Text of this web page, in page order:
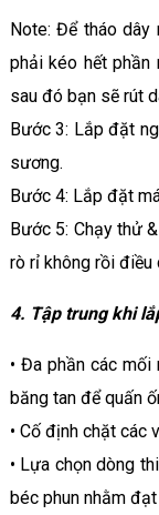
Note: Để tháo dây
phải kéo hết phần
sau đó bạn sẽ rút
Bước 3: Lắp đặt
sương.
Bước 4: Lắp đặt
Bước 5: Chạy thử
rò rỉ không rồi điều
4. Tập trung khi
• Đa phần các
băng tan để quấn
• Cố định chặt các
• Lựa chọn dòng
béc phun nhằm